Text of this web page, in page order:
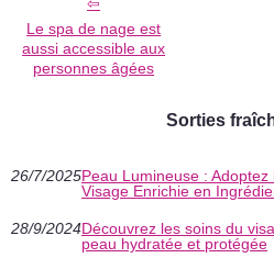
Le spa de nage est
aussi accessible aux
personnes âgées
Sorties
26/7/2025Peau Lumineuse :
Visage Enrichie en
28/9/2024Découvrez les soins du
peau hydratée et protégée